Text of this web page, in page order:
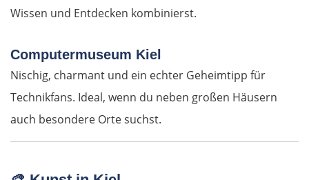
Wissen und Entdecken kombinierst.
Computermuseum Kiel
Nischig, charmant und ein echter Geheimtipp für
Technikfans. Ideal, wenn du neben großen Häusern
auch besondere Orte suchst.